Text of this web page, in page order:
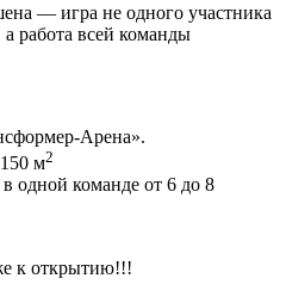
— игра не одного участника
работа всей команды
Арена».
м2
одной команде от 6 до 8
к открытию!!!